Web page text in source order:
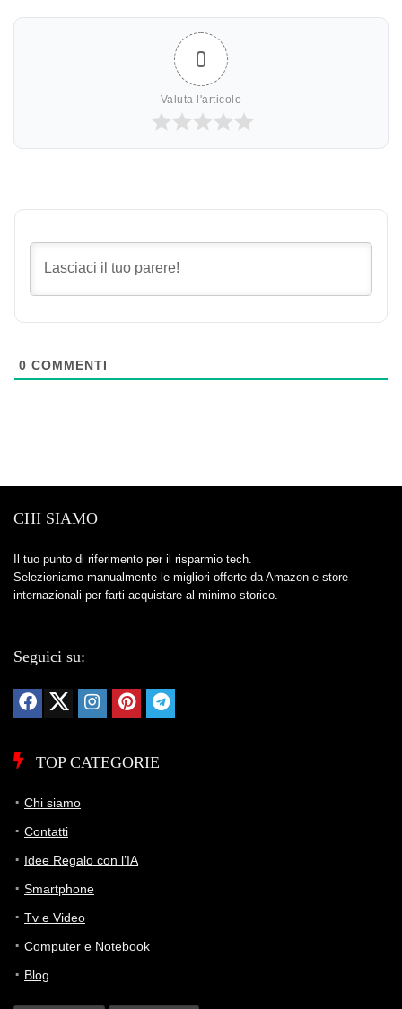
0
Valuta l'articolo
0 COMMENTI
CHI SIAMO
Il tuo punto di riferimento per il risparmio tech.
Selezioniamo manualmente le migliori offerte da Amazon e store
internazionali per farti acquistare al minimo storico.
Seguici su:
TOP CATEGORIE
Chi siamo
Contatti
Idee Regalo con l’IA
Smartphone
Tv e Video
Computer e Notebook
Blog